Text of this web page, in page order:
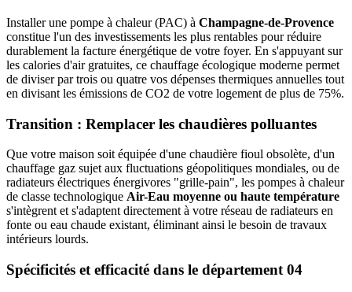
Installer une pompe à chaleur (PAC) à Champagne-de-Provence
constitue l'un des investissements les plus rentables pour réduire
durablement la facture énergétique de votre foyer. En s'appuyant sur
les calories d'air gratuites, ce chauffage écologique moderne permet
de diviser par trois ou quatre vos dépenses thermiques annuelles tout
en divisant les émissions de CO2 de votre logement de plus de 75%.
Transition : Remplacer les chaudières polluantes
Que votre maison soit équipée d'une chaudière fioul obsolète, d'un
chauffage gaz sujet aux fluctuations géopolitiques mondiales, ou de
radiateurs électriques énergivores "grille-pain", les pompes à chaleur
de classe technologique Air-Eau moyenne ou haute température
s'intègrent et s'adaptent directement à votre réseau de radiateurs en
fonte ou eau chaude existant, éliminant ainsi le besoin de travaux
intérieurs lourds.
Spécificités et efficacité dans le département 04